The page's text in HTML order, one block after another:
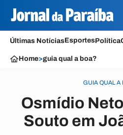
Últimas NotíciasEsportesPolítica
Home>guia qual a boa?
GUIA QUAL A
Osmídio
Souto em